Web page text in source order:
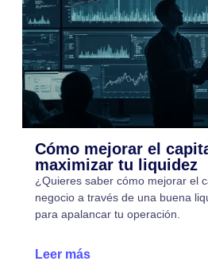
Cómo mejorar el
maximizar tu liquidez
¿Quieres saber cómo mejorar el
negocio a través de una buena
para apalancar tu operación.
Leer más